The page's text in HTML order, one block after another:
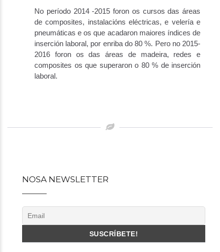
No período 2014 -2015 foron os cursos das áreas
de composites, instalacións eléctricas, e velería e
pneumáticas e os que acadaron maiores índices de
inserción laboral, por enriba do 80 %. Pero no 2015-
2016 foron os das áreas de madeira, redes e
composites os que superaron o 80 % de inserción
laboral.
navigation
NOSA NEWSLETTER